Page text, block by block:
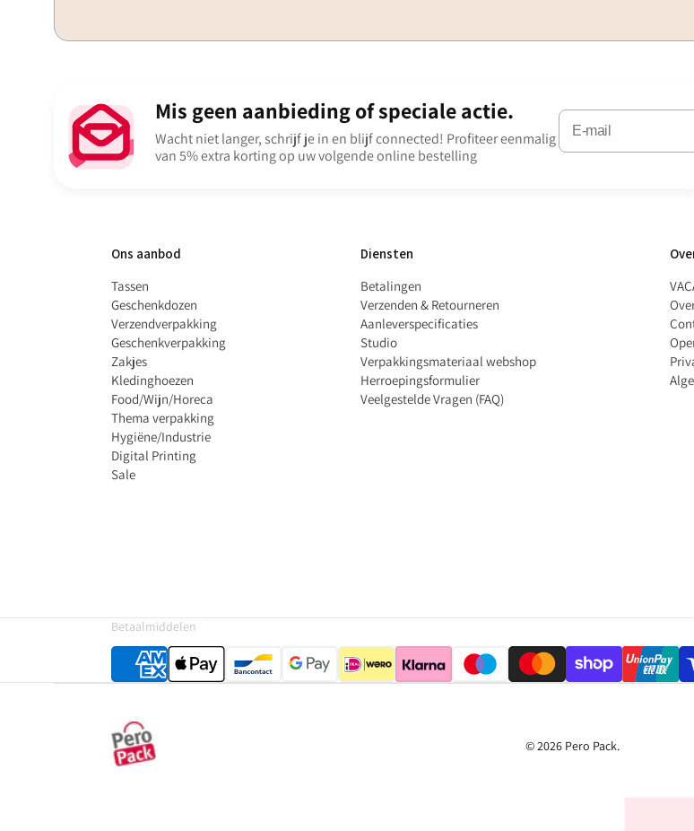
Mis geen aanbieding of speciale actie.
Wacht niet langer, schrijf je in en blijf connected! Profiteer eenmalig
van 5% extra korting op uw volgende online bestelling
Ons aanbod
Tassen
Geschenkdozen
Verzendverpakking
Geschenkverpakking
Zakjes
Kledinghoezen
Food/Wijn/Horeca
Thema verpakking
Hygiëne/Industrie
Digital Printing
Sale
Diensten
Betalingen
Verzenden & Retourneren
Aanleverspecificaties
Studio
Verpakkingsmateriaal webshop
Herroepingsformulier
Veelgestelde Vragen (FAQ)
Betaalmiddelen
© 2026 Pero Pack.